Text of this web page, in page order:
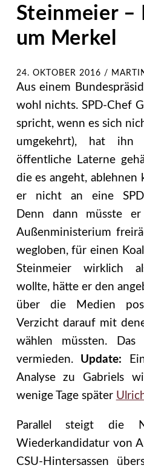
Steinmeier
um Merkel
24. OKTOBER 2016 /
Aus einem
wohl nichts. SPD-Chef
spricht, wenn es sich
umgekehrt), hat
öffentliche Laterne
die es angeht, ablehnen
er nicht an eine SPD-
Denn dann müsste
Außenministerium
wegloben, für einen
Steinmeier wirklich
wollte, hätte er den
über die Medien
Verzicht darauf mit
wählen müssten.
vermieden. Update:
Analyse zu Gabriels
wenige Tage später
Parallel steigt die
Wiederkandidatur von
CSU-Hintersassen